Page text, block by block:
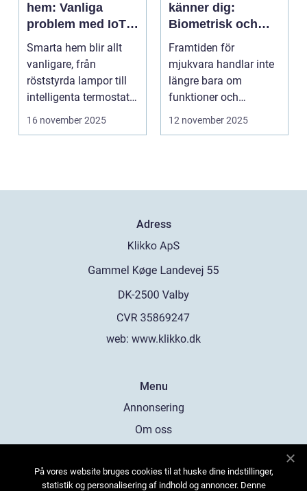
hem: Vanliga
problem med IoT-
enheter
Smarta hem blir allt
vanligare, från
röststyrda lampor till
intelligenta termostater
och ...
16 november 2025
känner dig:
Biometrisk och
beteendedriven
personalisering
Framtiden för
mjukvara handlar inte
längre bara om
funktioner och
användargränss...
12 november 2025
Adress
web: www.klikko.dk
Menu
Annonsering
Om oss
Kontakta oss
På vores website bruges cookies til at huske dine indstillinger,
statistik og personalisering af indhold og annoncer. Denne